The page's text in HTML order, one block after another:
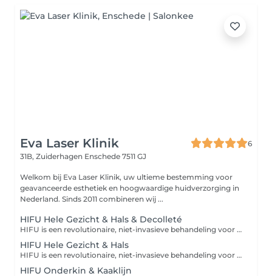
Eva Laser Klinik
6
31B, Zuiderhagen Enschede 7511 GJ
Welkom bij Eva Laser Klinik, uw ultieme bestemming voor
geavanceerde esthetiek en hoogwaardige huidverzorging in
Nederland. Sinds 2011 combineren wij ...
HIFU Hele Gezicht & Hals & Decolleté
HIFU is een revolutionaire, niet-invasieve behandeling voor een natuurlijke facelift en diepe huidverstraking. Dankzij hoogtechnologische ultrasone geluidsgolven wordt de collageenproductie gestimuleerd. Geniet van een strakke, jeugdige huid zonder snijden!
HIFU Hele Gezicht & Hals
HIFU is een revolutionaire, niet-invasieve behandeling voor een natuurlijke facelift en diepe huidverstraking. Dankzij hoogtechnologische ultrasone geluidsgolven wordt de collageenproductie gestimuleerd. Geniet van een strakke, jeugdige huid zonder snijden!
HIFU Onderkin & Kaaklijn